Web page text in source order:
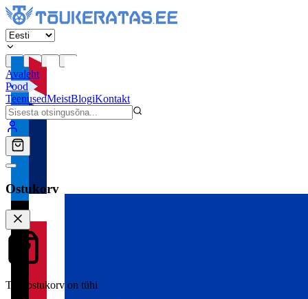
Avaleht
Pood
TeenusedMeistBlogiKontakt
Ostukorv
Teie ostukorv on tühi